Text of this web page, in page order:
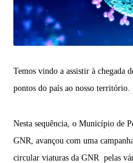
Temos vindo a assistir à chegada
pontos do país ao nosso território.
Nesta sequência, o Município de
GNR, avançou com uma
circular viaturas da GNR pelas